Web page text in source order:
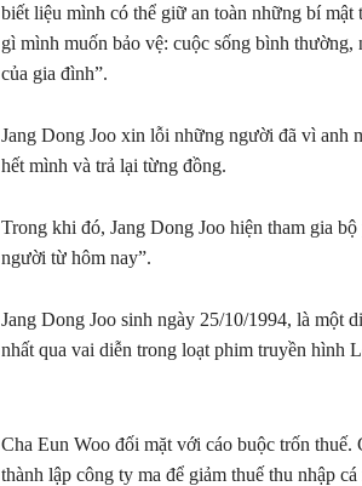
biết liệu mình có thể giữ an toàn những bí
gì mình muốn bảo vệ: cuộc sống bình
của gia đình”.
Jang Dong Joo xin lỗi những người đã vì anh
hết mình và trả lại từng đồng.
Trong khi đó, Jang Dong Joo hiện tham gia
người từ hôm nay”.
Jang Dong Joo sinh ngày 25/10/1994, là một
nhất qua vai diễn trong loạt phim truyền hình
Cha Eun Woo đối mặt với cáo buộc trốn thuế.
thành lập công ty ma để giảm thuế thu nhập